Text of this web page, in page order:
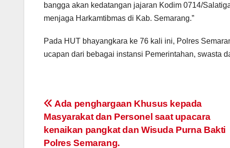
bangga akan kedatangan jajaran Kodim 0714/
menjaga Harkamtibmas di Kab. Semarang.”
Pada HUT bhayangkara ke 76 kali ini, Polres
ucapan dari bebagai instansi Pemerintahan, swasta
Post
navigation
Ada penghargaan Khusus kepada
Masyarakat dan Personel saat upacara
kenaikan pangkat dan Wisuda Purna Bakti
Polres Semarang.